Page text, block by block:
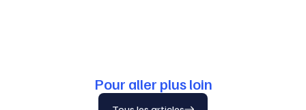
Pour aller plus loin